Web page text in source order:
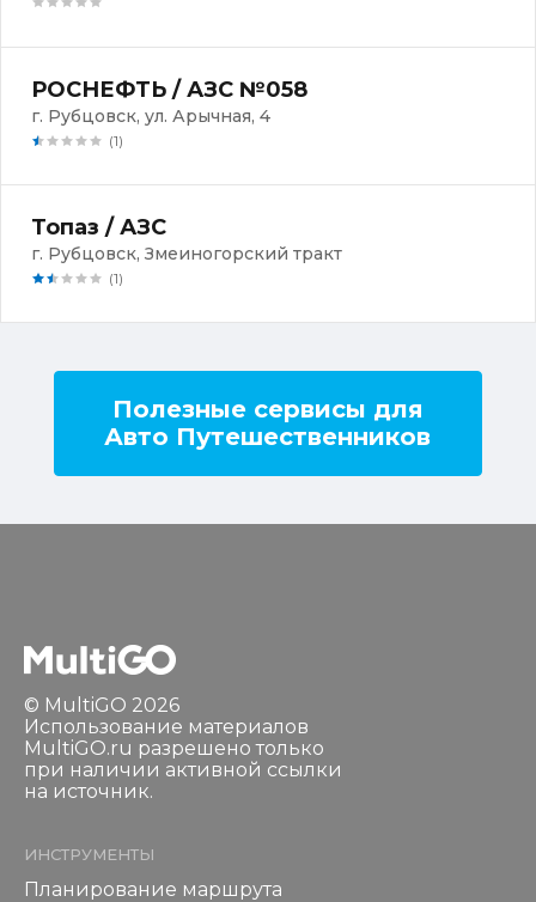
РОСНЕФТЬ / АЗС №058
г. Рубцовск, ул. Арычная, 4
(1)
Топаз / АЗС
г. Рубцовск, Змеиногорский тракт
(1)
Полезные сервисы для
Авто Путешественников
© MultiGO 2026
Использование материалов
MultiGO.ru разрешено только
при наличии активной ссылки
на источник.
ИНСТРУМЕНТЫ
Планирование маршрута